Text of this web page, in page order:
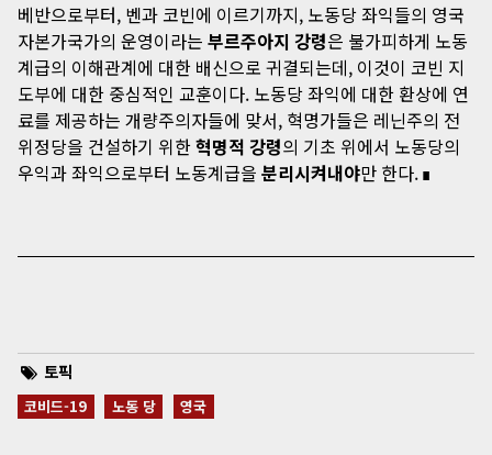
베반으로부터, 벤과 코빈에 이르기까지, 노동당 좌익들의 영국
자본가국가의 운영이라는 부르주아지 강령은 불가피하게 노동
계급의 이해관계에 대한 배신으로 귀결되는데, 이것이 코빈 지
도부에 대한 중심적인 교훈이다. 노동당 좌익에 대한 환상에 연
료를 제공하는 개량주의자들에 맞서, 혁명가들은 레닌주의 전
위정당을 건설하기 위한혁명적 강령의 기초 위에서 노동당의
우익과 좌익으로부터 노동계급을 분리시켜내야만 한다.
토픽
코비드-19 노동 당 영국